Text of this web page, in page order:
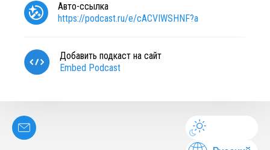
Авто-ссылка
https://podcast.ru/e/cACVIWSHNF?a
Добавить подкаст на сайт
Embed Podcast